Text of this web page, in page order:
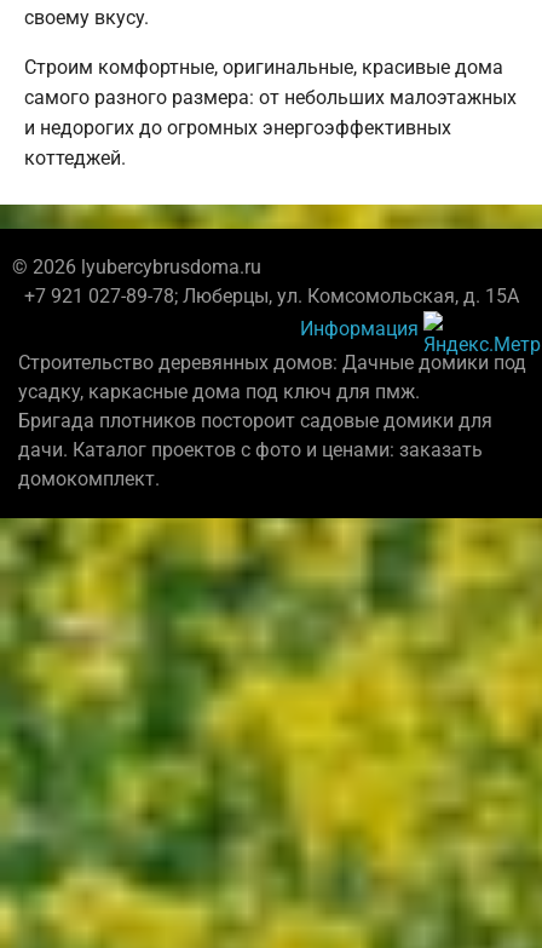
своему вкусу.
Строим комфортные, оригинальные, красивые дома
самого разного размера: от небольших малоэтажных
и недорогих до огромных энергоэффективных
коттеджей.
© 2026 lyubercybrusdoma.ru
+7 921 027-89-78; Люберцы, ул. Комсомольская, д. 15А
Информация
Строительство деревянных домов: Дачные домики под
усадку, каркасные дома под ключ для пмж.
Бригада плотников постороит садовые домики для
дачи. Каталог проектов с фото и ценами: заказать
домокомплект.